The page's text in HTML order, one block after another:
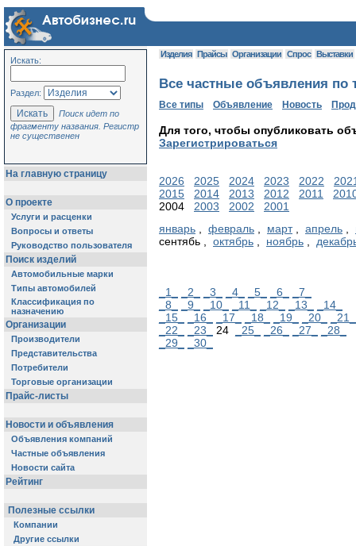
Искать:
Раздел:
Поиск идет по
фрагменту названия. Регистр
не существенен
На главную страницу
О проекте
Услуги и расценки
Вопросы и ответы
Руководство пользователя
Поиск изделий
Автомобильные марки
Типы автомобилей
Классификация по
назначению
Организации
Производители
Представительства
Потребители
Торговые организации
Прайс-листы
Новости и объявления
Объявления компаний
Частные объявления
Новости сайта
Рейтинг
Полезные ссылки
Компании
Другие ссылки
Изделия Прайсы Организации Спрос Выставки
Все частные объявления по
Все типы Объявление Новость
Для того, чтобы опубликовать
Зарегистрироваться
2026 2025 2024 2023 2022
2015
2014 2013 2012 2011
2004 2003 2002
2001
январь , февраль , март, апрель ,
сентябь , октябрь , ноябрь ,
_1_ _2_ _3_ _4_ _5_ _6_
_7_
_8_
_9_ _10_ _11_ _12_ _13_
_14_
_15_
_16_ _17_ _18_ _19_ _20_
_21_
_22_
_23_ 24 _25_ _26_ _27_
_28_
_29_
_30_